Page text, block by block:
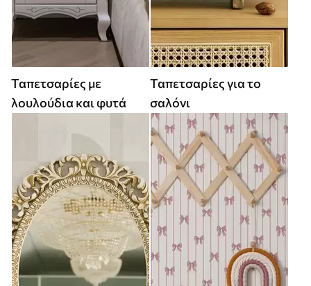
Ταπετσαρίες με
λουλούδια και φυτά
Ταπετσαρίες για το
σαλόνι